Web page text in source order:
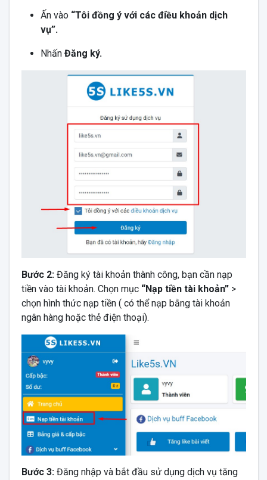
Ấn vào “Tôi đồng ý với các điều khoản dịch
vụ”.
Nhấn Đăng ký.
Bước 2:Đăng ký tài khoản thành công, bạn cần nạp
tiền vào tài khoản. Chọn mục“Nạp tiền tài khoản”>
chọn hình thức nạp tiền ( có thể nạp bằng tài khoản
ngân hàng hoặc thẻ điện thoại).
Bước 3: Đăng nhập và bắt đầu sử dụng dịch vụ tăng